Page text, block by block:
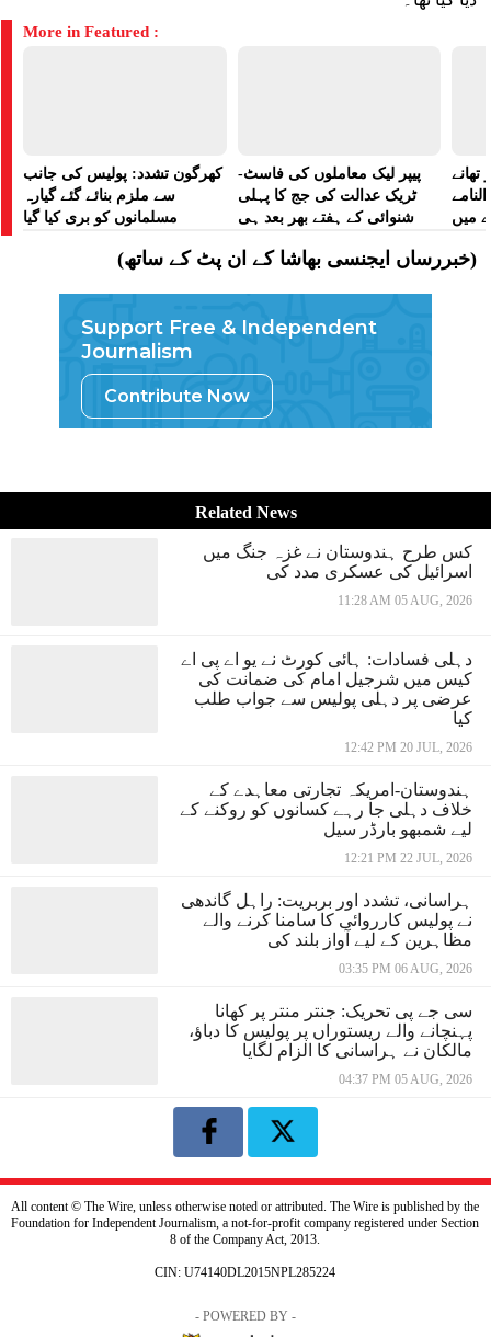
More in Featured :
کھرگون تشدد: پولیس کی جانب
سے ملزم بنائے گئے گیارہ
مسلمانوں کو بری کیا گیا
پیپر لیک معاملوں کی فاسٹ-
ٹریک عدالت کی جج کا پہلی
شنوائی کے ہفتے بھر بعد ہی
میں
(خبررساں ایجنسی بھاشا کے ان پٹ کے ساتھ)
Support Free & Independent
Journalism
Contribute Now
Related News
کس طرح ہندوستان نے غزہ جنگ میں
اسرائیل کی عسکری مدد کی
11:28 AM 05 AUG, 2026
دہلی فسادات: ہائی کورٹ نے یو اے پی اے
کیس میں شرجیل امام کی ضمانت کی
عرضی پر دہلی پولیس سے جواب طلب
کیا
12:42 PM 20 JUL, 2026
ہندوستان-امریکہ تجارتی معاہدے کے
خلاف دہلی جا رہے کسانوں کو روکنے کے
لیے شمبھو بارڈر سیل
12:21 PM 22 JUL, 2026
ہراسانی، تشدد اور بربریت: راہل گاندھی
نے پولیس کارروائی کا سامنا کرنے والے
مظاہرین کے لیے آواز بلند کی
03:35 PM 06 AUG, 2026
سی جے پی تحریک: جنتر منتر پر کھانا
پہنچانے والے ریستوراں پر پولیس کا دباؤ،
مالکان نے ہراسانی کا الزام لگایا
04:37 PM 05 AUG, 2026
All content © The Wire, unless otherwise noted or attributed. The Wire is published by the
Foundation for Independent Journalism, a not-for-profit company registered under Section
8 of the Company Act, 2013.
CIN: U74140DL2015NPL285224
- POWERED BY -